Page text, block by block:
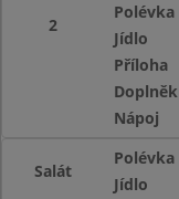
2
Polévka
Jídlo
Příloha
Doplněk
Nápoj
Salát
Polévka
Jídlo